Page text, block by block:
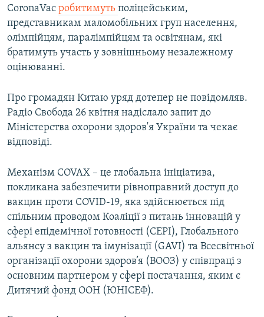
CoronaVac робитимуть поліцейським,
представникам маломобільних груп населення,
олімпійцям, паралімпійцям та освітянам, які
братимуть участь у зовнішньому незалежному
оцінюванні.
Про громадян Китаю уряд дотепер не повідомляв.
Радіо Свобода 26 квітня надіслало запит до
Міністерства охорони здоров'я України та чекає
відповіді.
Механізм COVAX – це глобальна ініціатива,
покликана забезпечити рівноправний доступ до
вакцин проти COVID-19, яка здійснюється під
спільним проводом Коаліції з питань інновацій у
сфері епідемічної готовності (CEPI), Глобального
альянсу з вакцин та імунізації (GAVI) та Всесвітньої
організації охорони здоров’я (ВООЗ) у співпраці з
основним партнером у сфері постачання, яким є
Дитячий фонд ООН (ЮНІСЕФ).